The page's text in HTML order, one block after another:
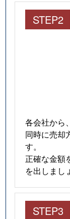
STEP2
各会社から
同時に売却
す。
正確な金額
を出しまし
STEP3